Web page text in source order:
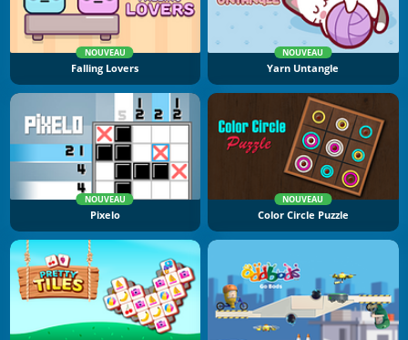
NOUVEAU
Falling Lovers
NOUVEAU
Yarn Untangle
NOUVEAU
Pixelo
NOUVEAU
Color Circle Puzzle